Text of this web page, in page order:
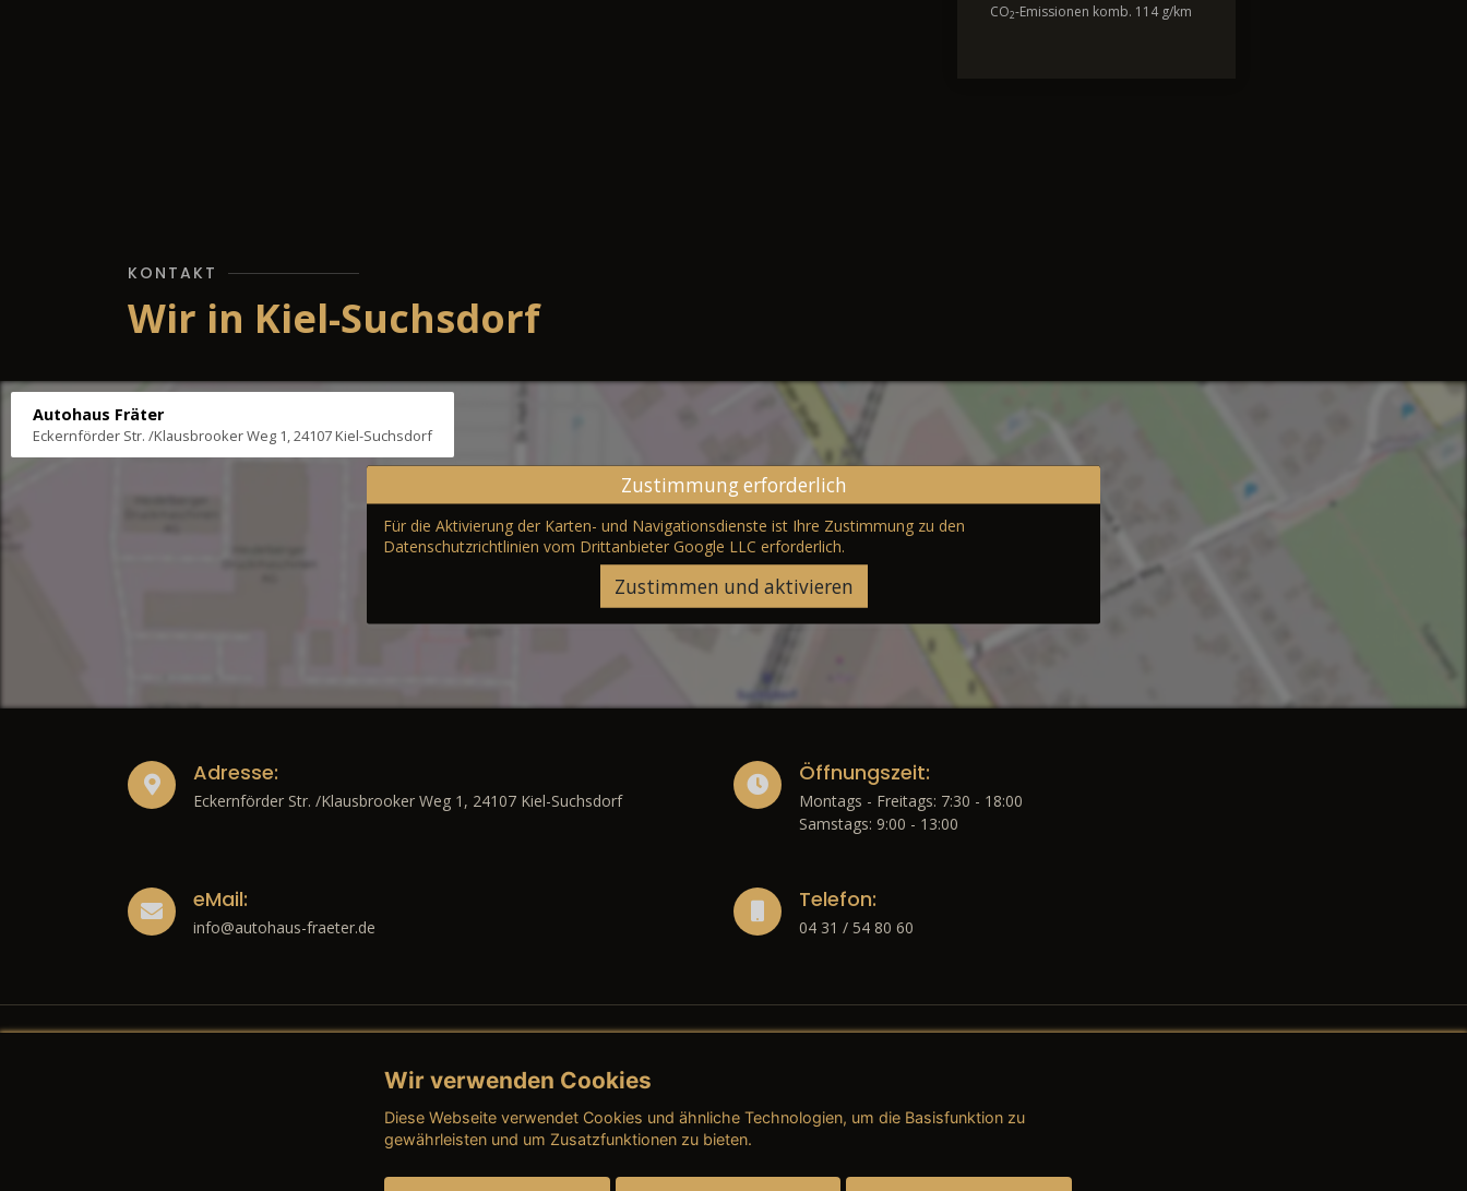
CO2-Emissionen komb. 114 g/km
KONTAKT
Wir in Kiel-Suchsdorf
Autohaus Fräter
Eckernförder Str. /Klausbrooker Weg 1, 24107 Kiel-Suchsdorf
Zustimmung erforderlich
Für die Aktivierung der Karten- und Navigationsdienste ist Ihre Zustimmung zu den
Datenschutzrichtlinien vom Drittanbieter Google LLC erforderlich.
Zustimmen und aktivieren
Adresse:
Eckernförder Str. /Klausbrooker Weg 1, 24107 Kiel-Suchsdorf
Öffnungszeit:
Montags - Freitags: 7:30 - 18:00
Samstags: 9:00 - 13:00
eMail:
info@autohaus-fraeter.de
Telefon:
04 31 / 54 80 60
Rechtliches
→ Impressum
→ AGB (Neuwagen)
→ AGB (Teile & Zubehör)
Wir verwenden Cookies
Diese Webseite verwendet Cookies und ähnliche Technologien, um die Basisfunktion zu
gewährleisten und um Zusatzfunktionen zu bieten.